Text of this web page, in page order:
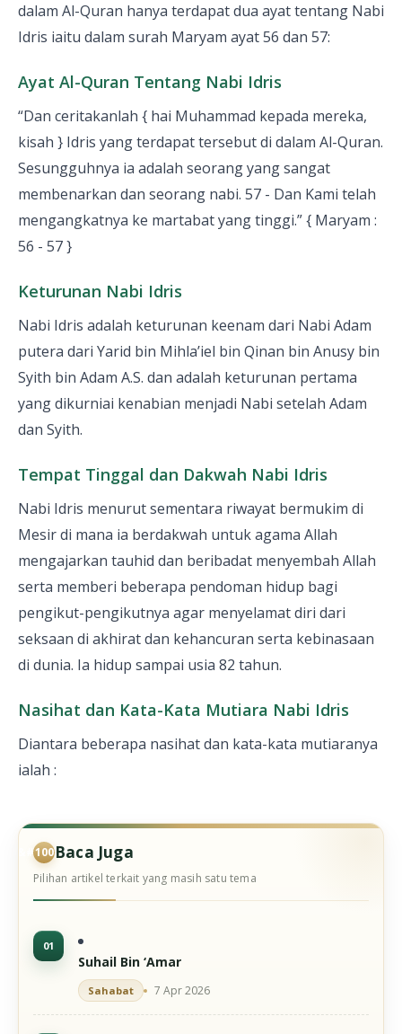
dalam Al-Quran hanya terdapat dua ayat tentang Nabi
Idris iaitu dalam surah Maryam ayat 56 dan 57:
Ayat Al-Quran Tentang Nabi Idris
“Dan ceritakanlah { hai Muhammad kepada mereka,
kisah } Idris yang terdapat tersebut di dalam Al-Quran.
Sesungguhnya ia adalah seorang yang sangat
membenarkan dan seorang nabi. 57 - Dan Kami telah
mengangkatnya ke martabat yang tinggi.” { Maryam :
56 - 57 }
Keturunan Nabi Idris
Nabi Idris adalah keturunan keenam dari Nabi Adam
putera dari Yarid bin Mihla’iel bin Qinan bin Anusy bin
Syith bin Adam A.S. dan adalah keturunan pertama
yang dikurniai kenabian menjadi Nabi setelah Adam
dan Syith.
Tempat Tinggal dan Dakwah Nabi Idris
Nabi Idris menurut sementara riwayat bermukim di
Mesir di mana ia berdakwah untuk agama Allah
mengajarkan tauhid dan beribadat menyembah Allah
serta memberi beberapa pendoman hidup bagi
pengikut-pengikutnya agar menyelamat diri dari
seksaan di akhirat dan kehancuran serta kebinasaan
di dunia. Ia hidup sampai usia 82 tahun.
Nasihat dan Kata-Kata Mutiara Nabi Idris
Diantara beberapa nasihat dan kata-kata mutiaranya
ialah :
Baca Juga
Pilihan artikel terkait yang masih satu tema
Suhail Bin ‘Amar
Sahabat 7 Apr 2026